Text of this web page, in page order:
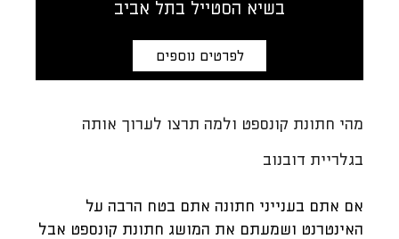
בשיא הסטייל בתל אביב
לפרטים נוספים
מהי חתונת קונספט ולמה תרצו לערוך אותה
בגלריית דובנוב
אם אתם בענייני חתונה אתם בטח הרבה על
האינטרנט ושמעתם את המושג חתונת קונספט אבל